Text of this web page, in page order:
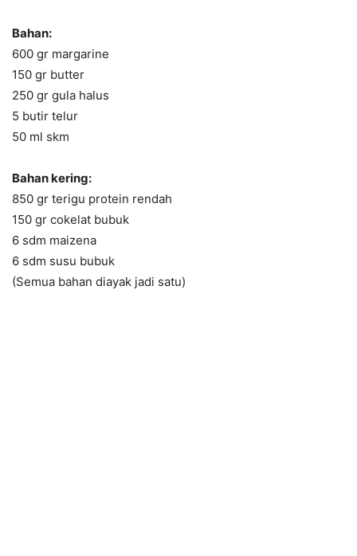
Bahan:
600 gr margarine
150 gr butter
250 gr gula halus
5 butir telur
50 ml skm
Bahan kering:
850 gr terigu protein rendah
150 gr cokelat bubuk
6 sdm maizena
6 sdm susu bubuk
(Semua bahan diayak jadi satu)